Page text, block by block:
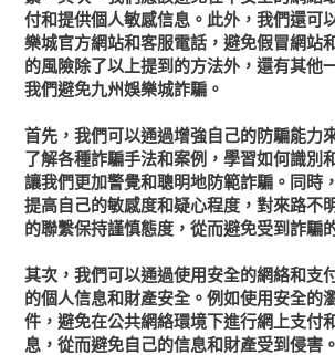
付和提供個人敏感信息。此外，我們還可
樂城官方網站和客服電話，避免假冒網站
的風險除了以上提到的方法外，還有其他
我們避免九州娛樂城詐騙。
首先，我們可以通過增強自己的防騙能力
了解各種詐騙手法和案例，學習如何識別
讓我們更加警覺和聰明地防範詐騙。同時
提高自己的敏感度和疑心程度，對來路不
的聯繫保持謹慎態度，從而避免受到詐騙
其次，我們可以通過使用安全的網絡和支
的個人信息和財產安全。例如使用安全的
件，避免在公共網絡環境下進行網上支付
息，從而避免自己的信息和財產受到侵害。